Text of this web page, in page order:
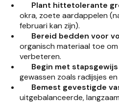
Plant hittetolerante
okra, zoete aardappelen
februari kan zijn).
Bereid bedden voor
organisch materiaal toe
verbeteren.
Begin met stapsgewijs
gewassen zoals radijsjes
Bemest gevestigde
uitgebalanceerde,